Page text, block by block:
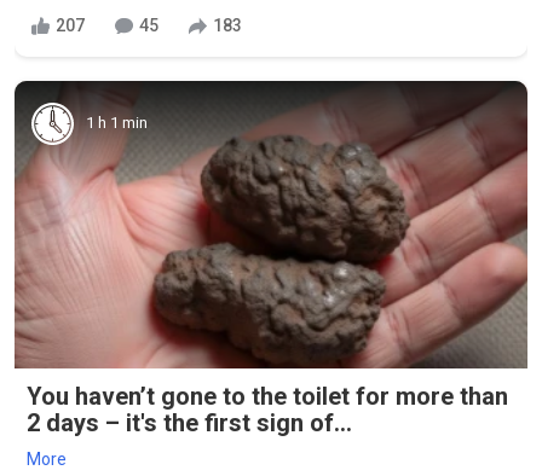
207 45 183
1 h 1 min
You haven’t gone to the toilet for more than
2 days – it's the first sign of...
More